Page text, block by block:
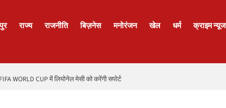
राज्य राजनीति बिज़नेस मनोरंजन खेल धर्म क्राइम न्यूज
WORLD CUP में लियोनेल मेसी को करेंगी सपोर्ट